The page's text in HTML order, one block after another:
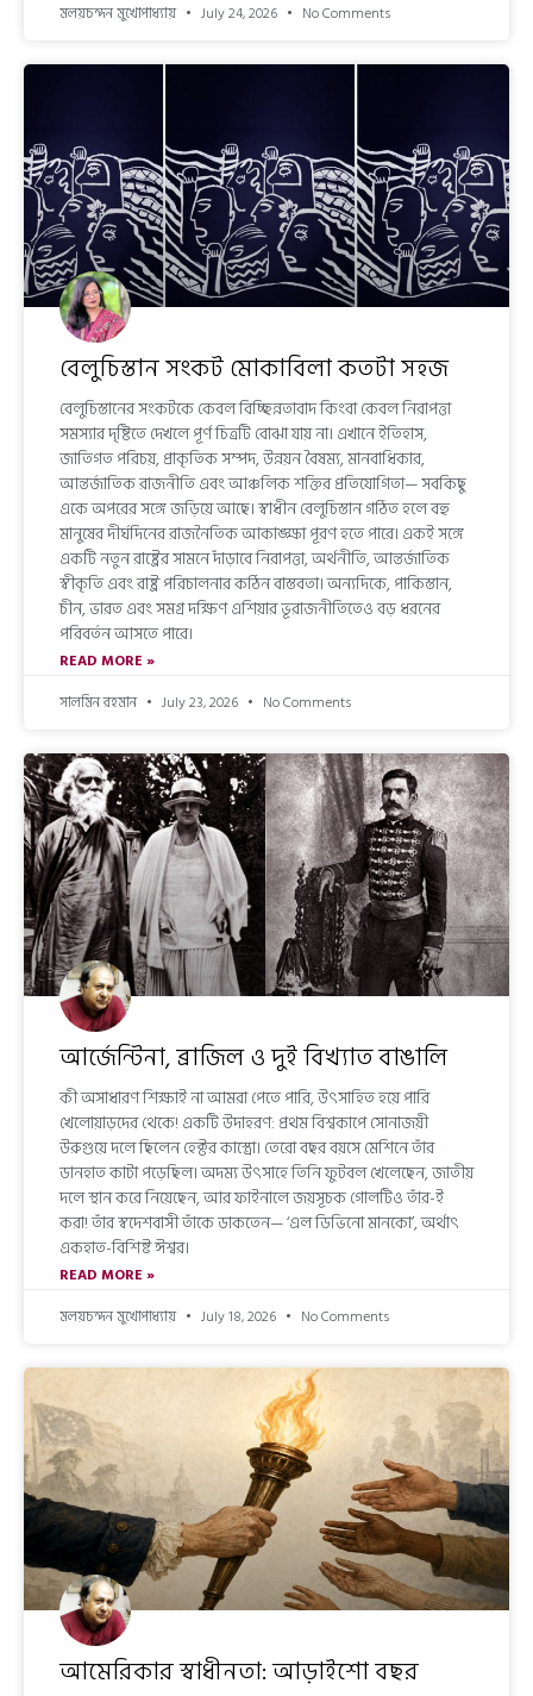
মলয়চন্দন মুখোপাধ্যায় July 24, 2026 No Comments
বেলুচিস্তান সংকট মোকাবিলা কতটা সহজ
বেলুচিস্তানের সংকটকে কেবল বিচ্ছিন্নতাবাদ কিংবা কেবল নিরাপত্তা
সমস্যার দৃষ্টিতে দেখলে পূর্ণ চিত্রটি বোঝা যায় না। এখানে ইতিহাস,
জাতিগত পরিচয়, প্রাকৃতিক সম্পদ, উন্নয়ন বৈষম্য, মানবাধিকার,
আন্তর্জাতিক রাজনীতি এবং আঞ্চলিক শক্তির প্রতিযোগিতা— সবকিছু
একে অপরের সঙ্গে জড়িয়ে আছে। স্বাধীন বেলুচিস্তান গঠিত হলে বহু
মানুষের দীর্ঘদিনের রাজনৈতিক আকাঙ্ক্ষা পূরণ হতে পারে। একই সঙ্গে
একটি নতুন রাষ্ট্রের সামনে দাঁড়াবে নিরাপত্তা, অর্থনীতি, আন্তর্জাতিক
স্বীকৃতি এবং রাষ্ট্র পরিচালনার কঠিন বাস্তবতা। অন্যদিকে, পাকিস্তান,
চীন, ভারত এবং সমগ্র দক্ষিণ এশিয়ার ভূরাজনীতিতেও বড় ধরনের
পরিবর্তন আসতে পারে।
READ MORE »
সালমিন রহমান
July 23, 2026 No Comments
আর্জেন্টিনা, ব্রাজিল ও দুই বিখ্যাত বাঙালি
কী অসাধারণ শিক্ষাই না আমরা পেতে পারি, উৎসাহিত হয়ে পারি
খেলোয়াড়দের থেকে! একটি উদাহরণ: প্রথম বিশ্বকাপে সোনাজয়ী
উরুগুয়ে দলে ছিলেন হেক্টর কাস্ত্রো। তেরো বছর বয়সে মেশিনে তাঁর
ডানহাত কাটা পড়েছিল। অদম্য উৎসাহে তিনি ফুটবল খেলেছেন, জাতীয়
দলে স্থান করে নিয়েছেন, আর ফাইনালে জয়সূচক গোলটিও তাঁর-ই
করা! তাঁর স্বদেশবাসী তাঁকে ডাকতেন— ‘এল ডিভিনো মানকো’, অর্থাৎ
একহাত-বিশিষ্ট ঈশ্বর।
READ MORE »
মলয়চন্দন মুখোপাধ্যায়
July 18, 2026 No Comments
আমেরিকার স্বাধীনতা: আড়াইশো বছর